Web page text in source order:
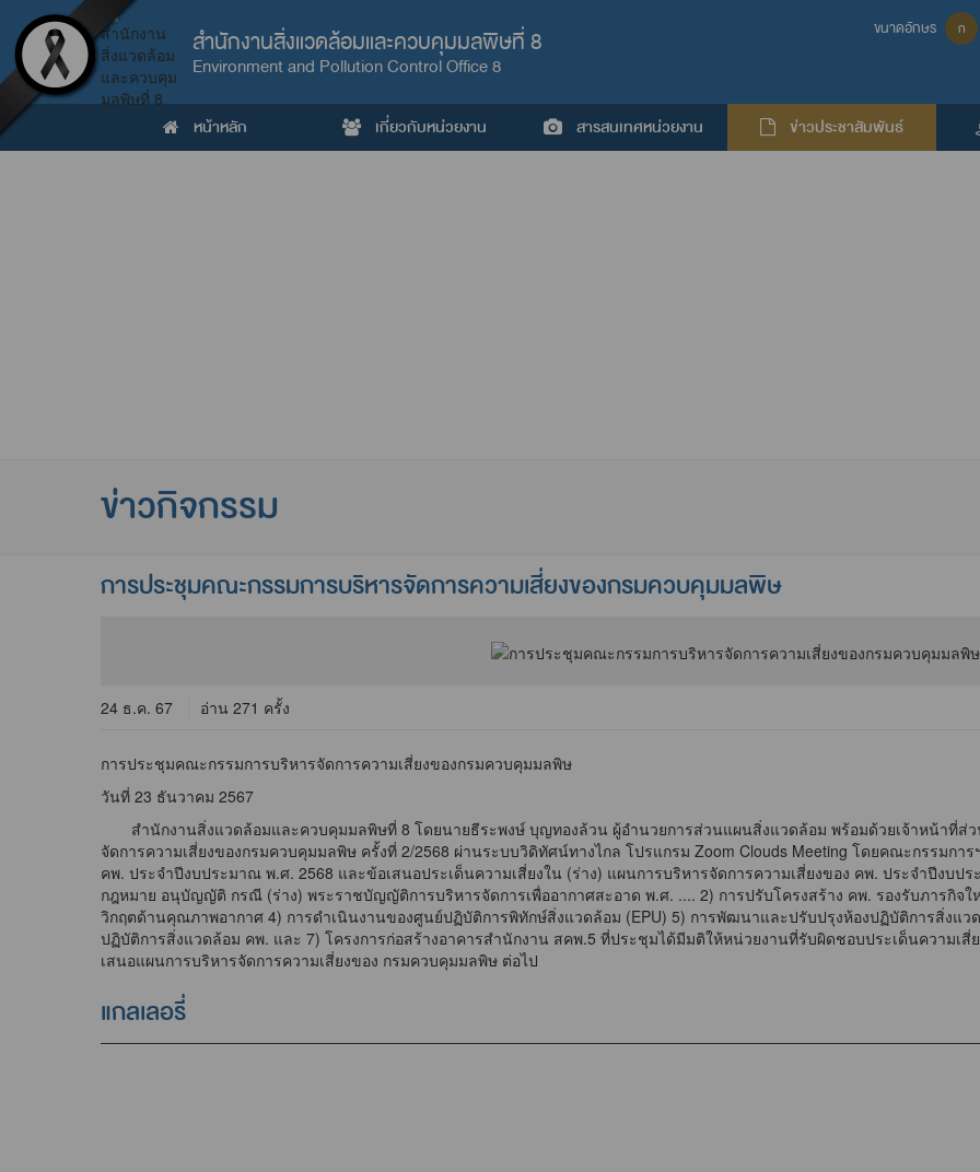
สำนักงานสิ่งแวดล้อมและควบคุมมลพิษที่ 8
Environment and Pollution Control Office 8
ขนาดอักษร ก
หน้าหลัก เกี่ยวกับหน่วยงาน สารสนเทศหน่วยงาน ข่าวประชาสัมพันธ์
ข่าวกิจกรรม
การประชุมคณะกรรมการบริหารจัดการความเสี่ยงของกรมควบคุมมลพิษ
24 ธ.ค. 67 อ่าน 271 ครั้ง
การประชุมคณะกรรมการบริหารจัดการความเสี่ยงของกรมควบคุมมลพิษ
วันที่ 23 ธันวาคม 2567
สำนักงานสิ่งแวดล้อมและควบคุมมลพิษที่ 8 โดยนายธีระพงษ์ บุญทองล้วน ผู้อำนวยการส่วนแผนสิ่งแวดล้อม พร้อมด้วยเจ้าหน้าที่ส่
จัดการความเสี่ยงของกรมควบคุมมลพิษ ครั้งที่ 2/2568 ผ่านระบบวิดิทัศน์ทางไกล โปรแกรม Zoom Clouds Meeting โดยคณะกรรมกา
คพ. ประจำปีงบประมาณ พ.ศ. 2568 และข้อเสนอประเด็นความเสี่ยงใน (ร่าง) แผนการบริหารจัดการความเสี่ยงของ คพ. ประจำปีงบ
กฎหมาย อนุบัญญัติ กรณี (ร่าง) พระราชบัญญัติการบริหารจัดการเพื่ออากาศสะอาด พ.ศ. .... 2) การปรับโครงสร้าง คพ. รองรับภารกิจ
วิกฤตด้านคุณภาพอากาศ 4) การดำเนินงานของศูนย์ปฏิบัติการพิทักษ์สิ่งแวดล้อม (EPU) 5) การพัฒนาและปรับปรุงห้องปฏิบัติการสิ่งแวด
ปฏิบัติการสิ่งแวดล้อม คพ. และ 7) โครงการก่อสร้างอาคารสำนักงาน สคพ.5 ที่ประชุมได้มีมติให้หน่วยงานที่รับผิดชอบประเด็นความเสี่
เสนอแผนการบริหารจัดการความเสี่ยงของ กรมควบคุมมลพิษ ต่อไป
แกลเลอรี่